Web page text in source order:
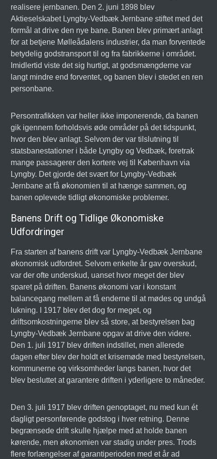
realisere jernbanen. Den 2. juni 1898 blev
Aktieselskabet Lyngby-Vedbæk Jernbane stiftet med det
formål at drive den nye bane. Banen blev primært anlagt
for at betjene Mølleådalens industrier, da man forventede
betydelig godstransport til og fra fabrikkerne i området.
Imidlertid viste det sig hurtigt, at godsmængderne var
langt mindre end forventet, og banen blev i stedet en ren
personbane.
Persontrafikken var heller ikke imponerende, da banen
gik igennem forholdsvis øde områder på det tidspunkt,
hvor den blev anlagt. Selvom der var tilslutning til
statsbanestationer i både Lyngby og Vedbæk, foretrak
mange passagerer den kortere vej til København via
Lyngby. Det gjorde det svært for Lyngby-Vedbæk
Jernbane at få økonomien til at hænge sammen, og
banen oplevede tidligt økonomiske problemer.
Banens Drift og Tidlige Økonomiske
Udfordringer
Fra starten af banens drift var Lyngby-Vedbæk Jernbane
økonomisk udfordret. Selvom enkelte år gav overskud,
var der ofte underskud, uanset hvor meget der blev
sparet på driften. Banens økonomi var i konstant
balancegang mellem at få enderne til at mødes og undgå
lukning. I 1917 blev det dog for meget, og
driftsomkostningerne blev så store, at bestyrelsen bag
Lyngby-Vedbæk Jernbane opgav at drive den videre.
Den 1. juli 1917 blev driften indstillet, men allerede
dagen efter blev der holdt et krisemøde med bestyrelsen,
kommunerne og virksomheder langs banen, hvor det
blev besluttet at garantere driften i yderligere to måneder.
Den 3. juli 1917 blev driften genoptaget, nu med kun ét
dagligt personførende godstog i hver retning. Denne
begrænsede drift skulle hjælpe med at holde banen
kørende, men økonomien var stadig under pres. Trods
flere forlængelser af garantiperioden med et år ad